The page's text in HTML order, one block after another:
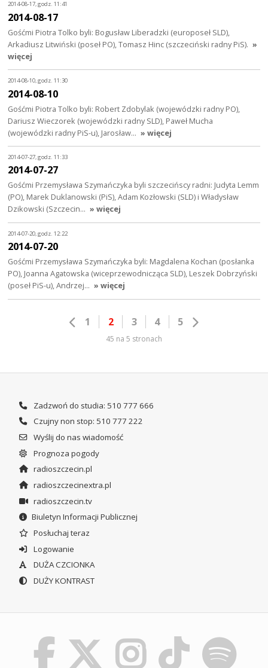
2014-08-17, godz. 11:41
2014-08-17
Gośćmi Piotra Tolko byli: Bogusław Liberadzki (europoseł SLD),
Arkadiusz Litwiński (poseł PO), Tomasz Hinc (szczeciński radny PiS). »
więcej
2014-08-10, godz. 11:30
2014-08-10
Gośćmi Piotra Tolko byli: Robert Zdobylak (wojewódzki radny PO),
Dariusz Wieczorek (wojewódzki radny SLD), Paweł Mucha
(wojewódzki radny PiS-u), Jarosław… » więcej
2014-07-27, godz. 11:33
2014-07-27
Gośćmi Przemysława Szymańczyka byli szczecińscy radni: Judyta Lemm
(PO), Marek Duklanowski (PiS), Adam Kozłowski (SLD) i Władysław
Dzikowski (Szczecin… » więcej
2014-07-20, godz. 12:22
2014-07-20
Gośćmi Przemysława Szymańczyka byli: Magdalena Kochan (posłanka
PO), Joanna Agatowska (wiceprzewodnicząca SLD), Leszek Dobrzyński
(poseł PiS-u), Andrzej… » więcej
1 2 3 4 5
45 na 5 stronach
Zadzwoń do studia: 510 777 666
Czujny non stop: 510 777 222
Wyślij do nas wiadomość
Prognoza pogody
radioszczecin.pl
radioszczecinextra.pl
radioszczecin.tv
Biuletyn Informacji Publicznej
Posłuchaj teraz
Logowanie
DUŻA CZCIONKA
DUŻY KONTRAST